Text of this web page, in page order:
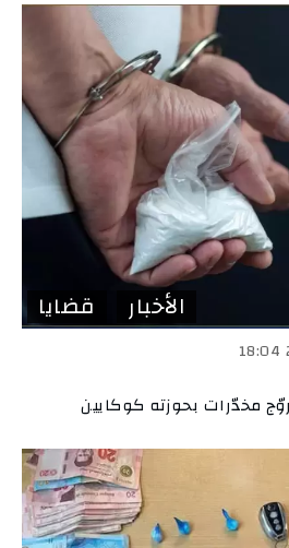
الأخبار قضايا
مخدّرات بحوزته كوكايين